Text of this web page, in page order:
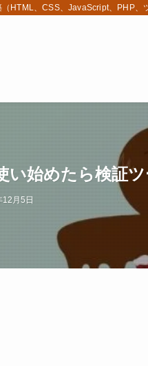
HTML、CSS、JavaScript、PHP、
い始めたら検証
12月5日